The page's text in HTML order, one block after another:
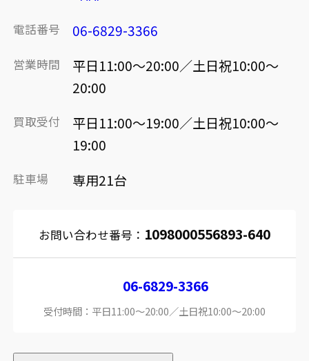
電話番号 06-6829-3366
営業時間
平日11:00～20:00／土日祝10:00～
20:00
買取受付
平日11:00～19:00／土日祝10:00～
19:00
駐車場 専用21台
お問い合わせ番号： 1098000556893-640
06-6829-3366
受付時間：平日11:00～20:00／土日祝10:00～20:00